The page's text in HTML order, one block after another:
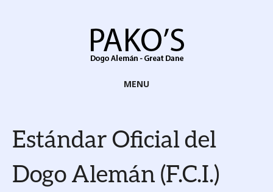
MENU
Estándar Oficial del
Dogo Alemán (F.C.I.)